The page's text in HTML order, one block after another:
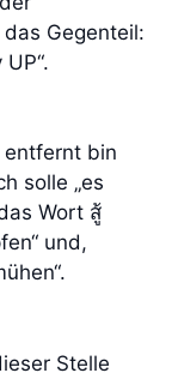
Gegenteil:
entfernt bin
solle „es
Wort สู้
und,
Stelle